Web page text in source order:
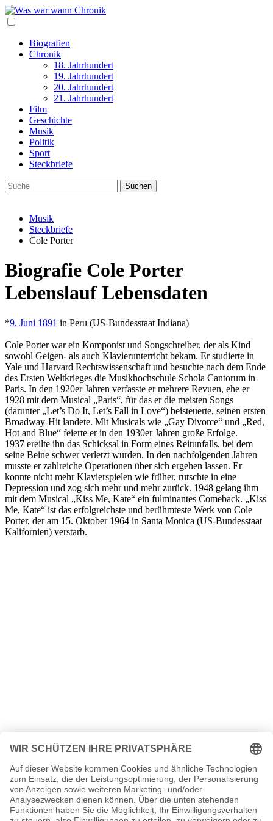
Biografien
Chronik
18. Jahrhundert
19. Jahrhundert
20. Jahrhundert
21. Jahrhundert
Film
Geschichte
Musik
Politik
Sport
Steckbriefe
Musik
Steckbriefe
Cole Porter
Biografie Cole Porter
Lebenslauf Lebensdaten
*9. Juni 1891 in Peru (US-Bundesstaat Indiana)
Cole Porter war ein Komponist und Songschreiber, der als Kind
sowohl Geigen- als auch Klavierunterricht bekam. Er studierte in
Yale und Harvard Rechtswissenschaft und besuchte nach dem Ende
des Ersten Weltkrieges die Musikhochschule Schola Cantorum in
Paris. In den 1920er Jahren verfasste er mehrere Revuen, ehe er
1928 mit dem Musical „Paris“, für das er die meisten Songs
(darunter „Let’s Do It, Let’s Fall in Love“) beisteuerte, seinen ersten
Broadway-Hit landete. Mit Musicals wie „Gay Divorce“ und „Red,
Hot and Blue“ feierte er in den 1930er Jahren große Erfolge.
1937 ereilte ihn das Schicksal in Form eines Reitunfalls, bei dem
seine Beine schwer verletzt wurden. In den nachfolgenden Jahren
musste er zahlreiche Operationen über sich ergehen lassen. Er
konnte nicht mehr Klavierspielen wie früher, rutschte in eine
Depression und zog sich mehr und mehr zurück. 1948 gelang ihm
mit dem Musical „Kiss Me, Kate“ ein fulminantes Comeback. „Kiss
Me, Kate“ ist das erfolgreichste und berühmteste Werk von Cole
Porter, der am 15. Oktober 1964 in Santa Monica (US-Bundesstaat
Kalifornien) verstarb.